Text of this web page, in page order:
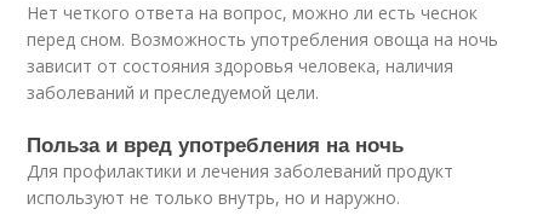
Нет четкого ответа на вопрос, можно ли есть чеснок
перед сном. Возможность употребления овоща на ночь
зависит от состояния здоровья человека, наличия
заболеваний и преследуемой цели.
Польза и вред употребления на ночь
Для профилактики и лечения заболеваний продукт
используют не только внутрь, но и наружно.